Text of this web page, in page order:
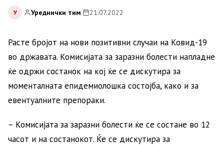
У Уреднички тим| 21.07.2022
Расте бројот на нови позитивни случаи на Ковид-19
во државата. Комисијата за заразни болести напладне
ќе одржи состанок на кој ќе се дискутира за
моменталната епидемиолошка состојба, како и за
евентуалните препораки.
– Комисијата за заразни болести ќе се состане во 12
часот и на состанокот. Ќе се дискутира за